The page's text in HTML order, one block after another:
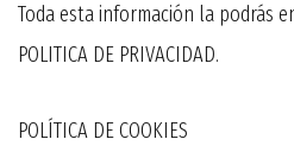
Toda esta información la podrás
POLITICA DE PRIVACIDAD.
POLÍTICA DE COOKIES